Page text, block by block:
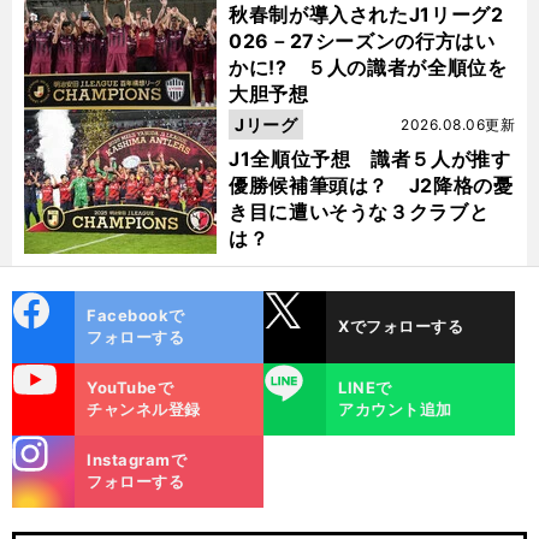
秋春制が導入されたJ1リーグ2
026－27シーズンの行方はい
かに!? ５人の識者が全順位を
大胆予想
J1全順位予想 識者５人が推す
優勝候補筆頭は？ J2降格の憂
き目に遭いそうな３クラブと
は？
2026.08.06更新
Jリーグ
ok
Facebookで
フォローする
Xでフォローする
YouTubeで
チャンネル登録
LINE
LINEで
アカウント追加
m
Instagramで
フォローする